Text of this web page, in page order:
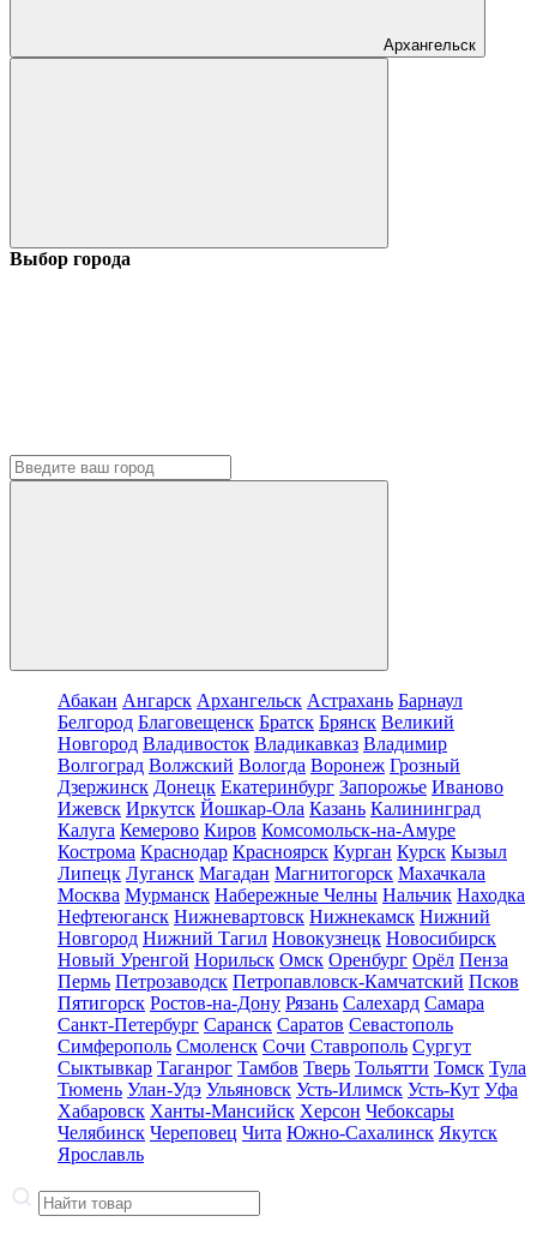
Архангельск
Выбор города
Абакан Ангарск Архангельск Астрахань Барнаул
Белгород Благовещенск Братск Брянск Великий
Новгород Владивосток Владикавказ Владимир
Волгоград Волжский Вологда Воронеж Грозный
Дзержинск Донецк Екатеринбург Запорожье Иваново
Ижевск Иркутск Йошкар-Ола Казань Калининград
Калуга Кемерово Киров Комсомольск-на-Амуре
Кострома Краснодар Красноярск Курган Курск Кызыл
Липецк Луганск Магадан Магнитогорск Махачкала
Москва Мурманск Набережные Челны Нальчик Находка
Нефтеюганск Нижневартовск Нижнекамск Нижний
Новгород Нижний Тагил Новокузнецк Новосибирск
Новый Уренгой Норильск Омск Оренбург Орёл Пенза
Пермь Петрозаводск Петропавловск-Камчатский Псков
Пятигорск Ростов-на-Дону Рязань Салехард Самара
Санкт-Петербург Саранск Саратов Севастополь
Симферополь Смоленск Сочи Ставрополь Сургут
Сыктывкар Таганрог Тамбов Тверь Тольятти Томск Тула
Тюмень Улан-Удэ Ульяновск Усть-Илимск Усть-Кут Уфа
Хабаровск Ханты-Мансийск Херсон Чебоксары
Челябинск Череповец Чита Южно-Сахалинск Якутск
Ярославль